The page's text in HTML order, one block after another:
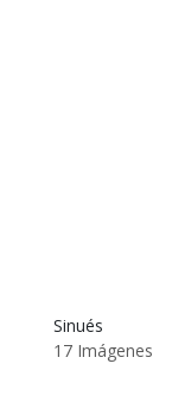
Sinués
17 Imágenes